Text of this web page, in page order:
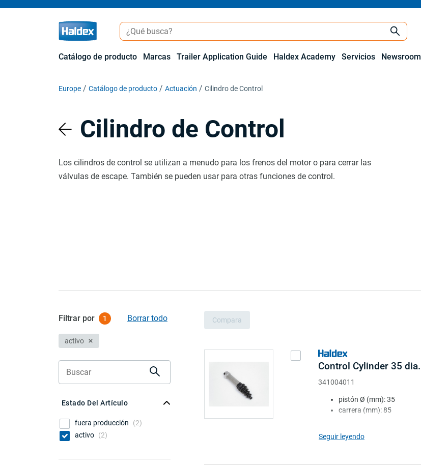
Catálogo de producto Marcas Trailer Application Guide Haldex Academy Servicios Newsroom
Europe Catálogo de producto Actuación Cilindro de Control
Cilindro de Control
Los cilindros de control se utilizan a menudo para los frenos del motor o para cerrar las
válvulas de escape. También se pueden usar para otras funciones de control.
Filtrar por 1 Borrar todo
activo
Estado Del Artículo
fuera producción (2)
activo (2)
Compara
Control Cylinder 35 dia.
341004011
pistón Ø (mm): 35
carrera (mm): 85
nota: universal
Seguir leyendo